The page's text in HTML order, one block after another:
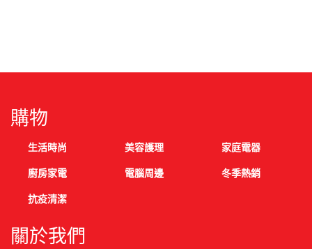
購物
生活時尚 美容護理
家庭電器
廚房家電
電腦周邊
冬季熱銷
抗疫清潔
關於我們